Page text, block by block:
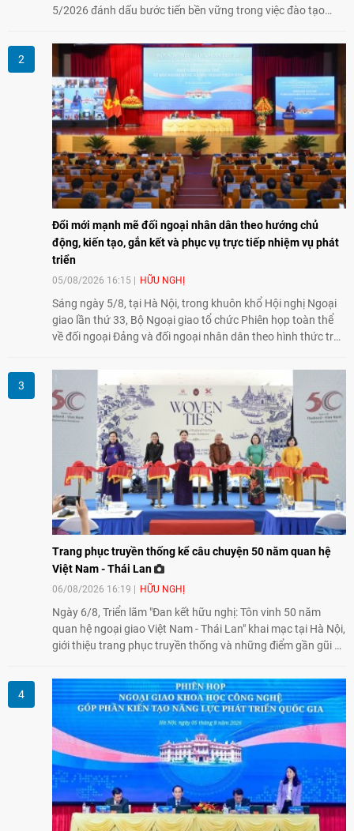
5/2026 đánh dấu bước tiến bền vững trong việc đào tạo
tại Việt Nam.
Đổi mới mạnh mẽ đối ngoại nhân dân theo hướng chủ
động, kiến tạo, gắn kết và phục vụ trực tiếp nhiệm vụ phát
triển
05/08/2026 16:15 HỮU NGHỊ
Sáng ngày 5/8, tại Hà Nội, trong khuôn khổ Hội nghị Ngoại
giao lần thứ 33, Bộ Ngoại giao tổ chức Phiên họp toàn thể
về đối ngoại Đảng và đối ngoại nhân dân theo hình thức trực
và các Cơ quan đại diện Việt Nam ở nước ngoài.
Trang phục truyền thống kể câu chuyện 50 năm quan hệ
Việt Nam - Thái Lan
06/08/2026 16:19 HỮU NGHỊ
Ngày 6/8, Triển lãm "Đan kết hữu nghị: Tôn vinh 50 năm
quan hệ ngoại giao Việt Nam - Thái Lan" khai mạc tại Hà Nội,
giới thiệu trang phục truyền thống và những điểm gần gũi về
giao lưu nhân dân trong chặng đường nửa thế kỷ quan hệ
song phương.